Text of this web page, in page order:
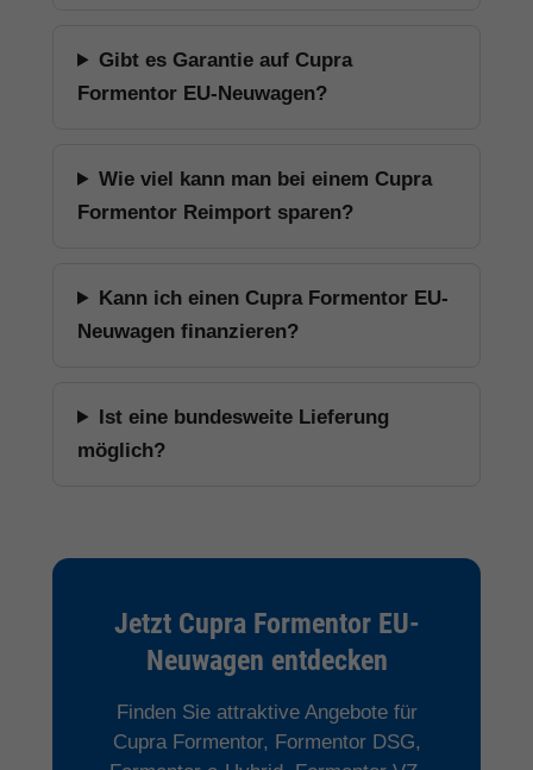
Gibt es Garantie auf Cupra
Formentor EU-Neuwagen?
Wie viel kann man bei einem Cupra
Formentor Reimport sparen?
Kann ich einen Cupra Formentor EU-
Neuwagen finanzieren?
Ist eine bundesweite Lieferung
möglich?
Jetzt Cupra Formentor EU-
Neuwagen entdecken
Finden Sie attraktive Angebote für
Cupra Formentor, Formentor DSG,